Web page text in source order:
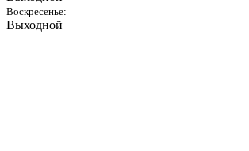
Воскресенье:
Выходной